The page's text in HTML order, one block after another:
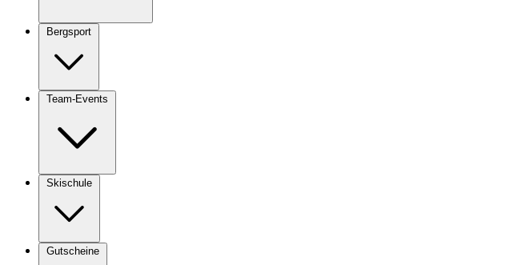
Bergsport
Team-Events
Skischule
Gutscheine